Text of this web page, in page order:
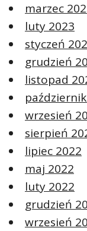
marzec
luty 2023
styczeń
grudzień
listopad
wrzesień
sierpień
lipiec 2022
maj 2022
luty 2022
grudzień
wrzesień